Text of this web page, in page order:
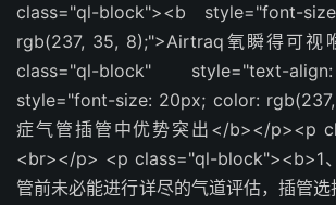
class="ql-block"><b style="font-
rgb(237, 35, 8);">Airtraq氧瞬得可视
class="ql-block" style="text-
style="font-size: 20px; color:
症气管插管中优势突出</b></p><p
<br></p> <p class="ql-block"><b>1
管前未必能进行详尽的气道评估，插管